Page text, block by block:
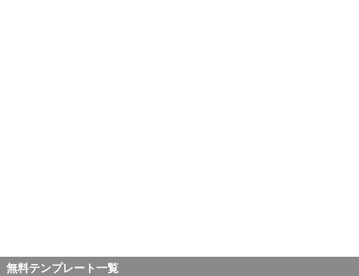
無料テンプレート一覧